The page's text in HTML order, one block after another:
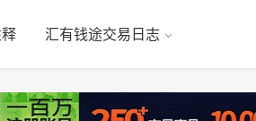
汇有钱途交易日志